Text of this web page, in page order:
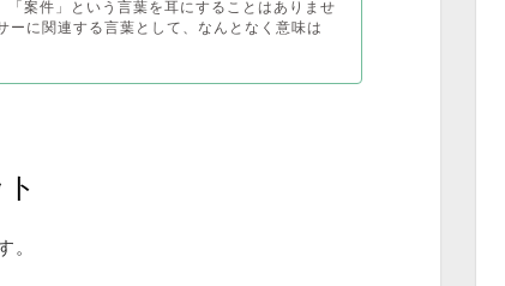
「案件」という言葉を耳にすることはありませ
ーに関連する言葉として、なんとなく意味は
。